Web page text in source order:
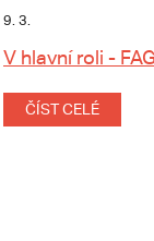
9. 3.
V hlavní roli -
ČÍST CELÉ